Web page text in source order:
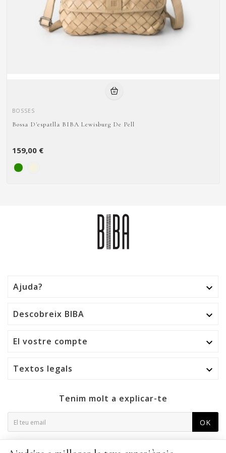
BOSSES
Bossa D'espatlla BIBA Lewisburg De Pell
159,00 €
Ajuda? 
Descobreix BIBA 
El vostre compte 
Textos legals 
Tenim molt a explicar-te
OK